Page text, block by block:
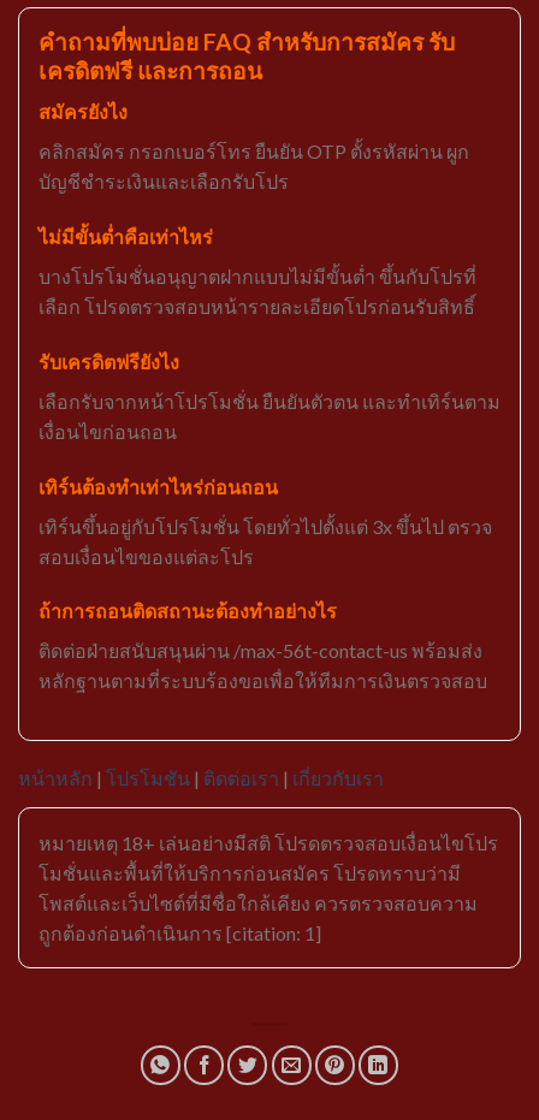
คำถามที่พบบ่อย FAQ สำหรับการสมัคร รับ
เครดิตฟรี และการถอน
สมัครยังไง
คลิกสมัคร กรอกเบอร์โทร ยืนยัน OTP ตั้งรหัสผ่าน ผูก
บัญชีชำระเงินและเลือกรับโปร
ไม่มีขั้นต่ำคือเท่าไหร่
บางโปรโมชั่นอนุญาตฝากแบบไม่มีขั้นต่ำ ขึ้นกับโปรที่
เลือก โปรดตรวจสอบหน้ารายละเอียดโปรก่อนรับสิทธิ์
รับเครดิตฟรียังไง
เลือกรับจากหน้าโปรโมชั่น ยืนยันตัวตน และทำเทิร์นตาม
เงื่อนไขก่อนถอน
เทิร์นต้องทำเท่าไหร่ก่อนถอน
เทิร์นขึ้นอยู่กับโปรโมชั่น โดยทั่วไปตั้งแต่ 3x ขึ้นไป ตรวจ
สอบเงื่อนไขของแต่ละโปร
ถ้าการถอนติดสถานะต้องทำอย่างไร
ติดต่อฝ่ายสนับสนุนผ่าน /max-56t-contact-us พร้อมส่ง
หลักฐานตามที่ระบบร้องขอเพื่อให้ทีมการเงินตรวจสอบ
หน้าหลัก | โปรโมชัน | ติดต่อเรา | เกี่ยวกับเรา
หมายเหตุ 18+ เล่นอย่างมีสติ โปรดตรวจสอบเงื่อนไขโปร
โมชั่นและพื้นที่ให้บริการก่อนสมัคร โปรดทราบว่ามี
โพสต์และเว็บไซต์ที่มีชื่อใกล้เคียง ควรตรวจสอบความ
ถูกต้องก่อนดำเนินการ [citation: 1]